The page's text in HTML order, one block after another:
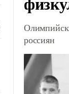
россиян